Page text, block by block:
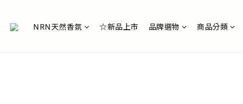
NRN天然香氛 ☆新品上市 品牌選物 商品分類